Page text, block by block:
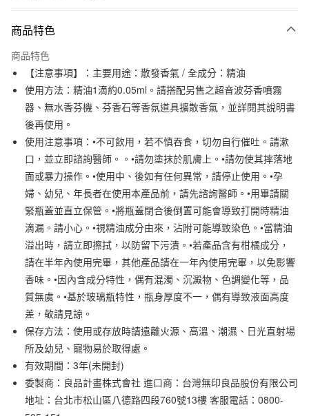
信用卡一次付款
信用卡分期付款
3 期 0 利率 每期NT$130 21家銀行
合作金庫商業銀行
第一商業銀行
華南商業銀行
上海商業儲蓄銀行
台北富邦商業銀行
臺灣中小企業銀行
台中商業銀行
匯豐（台灣）商業銀行
華泰商業銀行
聯邦商業銀行
遠東國際商業銀行
元大商業銀行
永豐商業銀行
玉山商業銀行
星展（台灣）商業銀行
台新國際商業銀行
中國信託商業銀行
台灣樂天信用卡公司
超商取貨付款
LINE Pay
Apple Pay
街口支付
悠遊付
運送方式
全家取貨付款
每筆NT$65，滿NT$1,000(含以上)免運費
付款後全家取貨
每筆NT$65，滿NT$1,000(含以上)免運費
7-11取貨付款
每筆NT$65，滿NT$1,000(含以上)免運費
付款後7-11取貨
商品特色
商品特色
【注意事項】：主要用途：散發香氣 / 全成分：精油
使用方法：精油1滴約0.05ml。請搭配另售之超音波芬香噴霧
器、無水香芬機、芬香石等香氛道具擴散香氣，並詳閱其說明書
後再使用。
使用注意事項：•不可飲用，若不慎吞食，切勿自行催吐。請漱
口，並立即諮詢醫師。。•請勿塗抹於肌膚上。•請勿使其摔落地
面或暴力操作。•使用中、後如有任何異常，請停止使用。•孕
婦、幼兒、年長者在使用本產品前，請先諮詢醫師。•用畢請關
緊瓶蓋並直立保管。•將瓶蓋閉合後倒置可能會導致打開時精油
滴漏。請小心。•視精油成分由來，沾附可能導致染色。•當精油
溢出時，請立即擦拭，以防留下污漬。•若產品含有柑橘成分，
請在半年內使用完畢，其他產品請在一年內使用完畢，以免影響
香味。•因內含成分特性，偶有混濁、沉澱物、色調變化等，品
質無虞。•基於玻璃瓶特性，瓶身厚度不一，偶有導致液面高度
差，敬請見諒。
保存方法：使用或存放時請遠離火源、高溫、潮濕、日光直射場
所及幼兒、寵物易於取得處。
有效期間：3年(未開封)
委製商：良品計畫株式會社 進口商：台灣無印良品股份有限公司
地址：台北市松山區八德路四段760號13樓 客服電話：0800-